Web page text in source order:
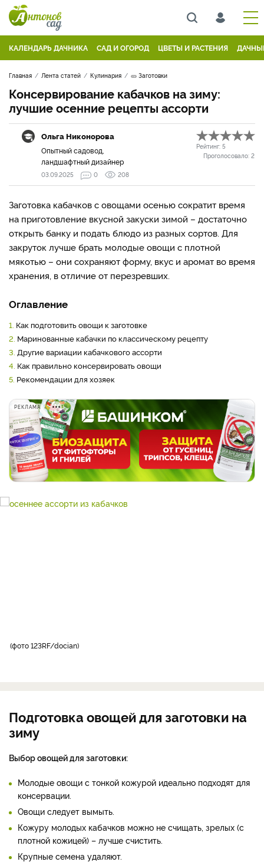
КАЛЕНДАРЬ ДАЧНИКА САД И ОГОРОД ЦВЕТЫ И РАСТЕНИЯ
Главная Лента статей Кулинария 🥒 Заготовки
Консервирование кабачков на зиму:
лучшие осенние рецепты ассорти
Ольга Никонорова
Опытный садовод,
ландшафтный дизайнер
Рейтинг: 5
Проголосовало: 2
03.09.2025 0 208
Заготовка кабачков с овощами осенью сократит время
на приготовление вкусной закуски зимой – достаточно
открыть банку и подать блюдо из разных сортов. Для
закруток лучше брать молодые овощи с плотной
мякотью – они сохраняют форму, вкус и аромат во время
хранения, в отличие от перезревших.
Оглавление
1. Как подготовить овощи к заготовке
2. Маринованные кабачки по классическому рецепту
3. Другие вариации кабачкового ассорти
4. Как правильно консервировать овощи
5. Рекомендации для хозяек
РЕКЛАМА
фото 123RF/docian
Подготовка овощей для заготовки на
зиму
Выбор овощей для заготовки:
Молодые овощи с тонкой кожурой идеально подходят для
консервации.
Овощи следует вымыть.
Кожуру молодых кабачков можно не счищать, зрелых (с
плотной кожицей) – лучше счистить.
Крупные семена удаляют.